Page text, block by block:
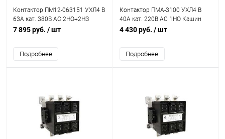
Контактор ПМ12-063151 УХЛ4 В
63А кат. 380В AC 2НО+2НЗ
вариант "К" Кашин
7 895 руб. / шт
Подробнее
Контактор ПМА-3100 УХЛ4 В
40А кат. 220В AC 1НО Кашин
090310100ВВ220000000
4 430 руб. / шт
Подробнее